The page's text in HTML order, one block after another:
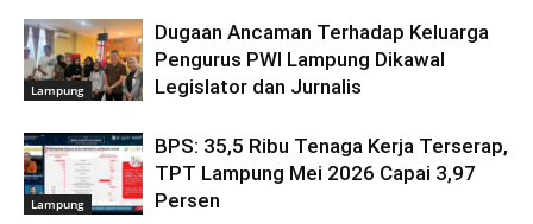
Lampung
Dugaan Ancaman Terhadap Keluarga
Pengurus PWI Lampung Dikawal
Legislator dan Jurnalis
Lampung
BPS: 35,5 Ribu Tenaga Kerja Terserap,
TPT Lampung Mei 2026 Capai 3,97
Persen